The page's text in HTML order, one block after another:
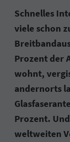
Schnelles
viele schon
Prozent der
wohnt,
andernorts
Prozent.
weltweiten